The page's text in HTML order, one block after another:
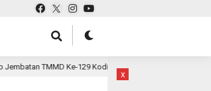
Kodim 1807/Sorsel Hampir Rampung, Perkuat Akses
x